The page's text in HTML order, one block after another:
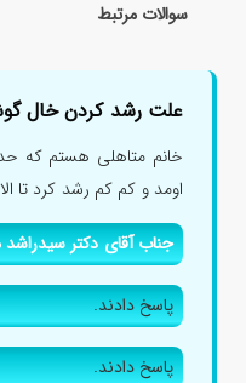
سوالات مرتبط
علت رشد کردن خال
اومد و کم کم رشد کرد تا
جناب آقای دکتر
پاسخ دادند.
پاسخ دادند.